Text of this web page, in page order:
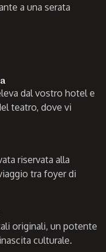
a una serata
dal vostro hotel e
teatro, dove vi
riservata alla
tra foyer di
originali, un potente
culturale.